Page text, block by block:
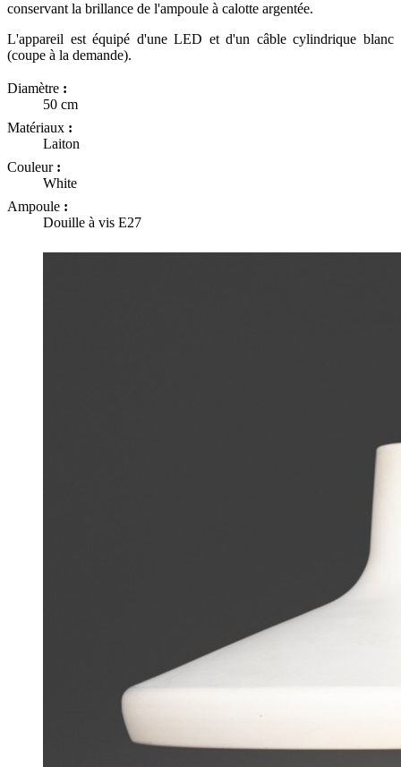
conservant la brillance de l'ampoule à calotte argentée.
L'appareil est équipé d'une LED et d'un câble cylindrique blanc
(coupe à la demande).
Diamètre :
50 cm
Matériaux :
Laiton
Couleur :
White
Ampoule :
Douille à vis E27